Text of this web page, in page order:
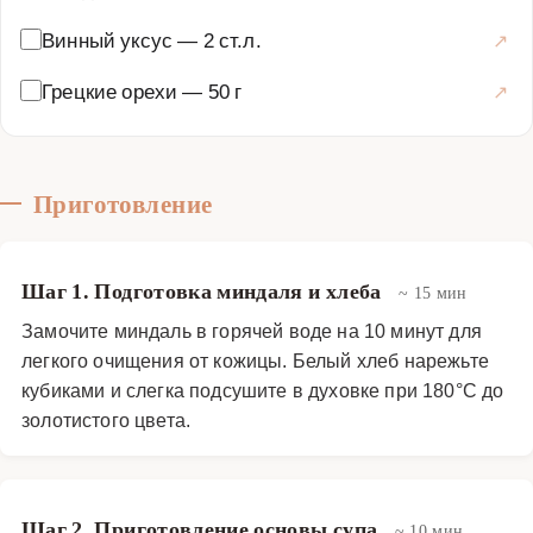
Винный уксус — 2 ст.л.
Грецкие орехи — 50 г
Приготовление
Шаг 1. Подготовка миндаля и хлеба ~ 15 мин
Замочите миндаль в горячей воде на 10 минут для
легкого очищения от кожицы. Белый хлеб нарежьте
кубиками и слегка подсушите в духовке при 180°C до
золотистого цвета.